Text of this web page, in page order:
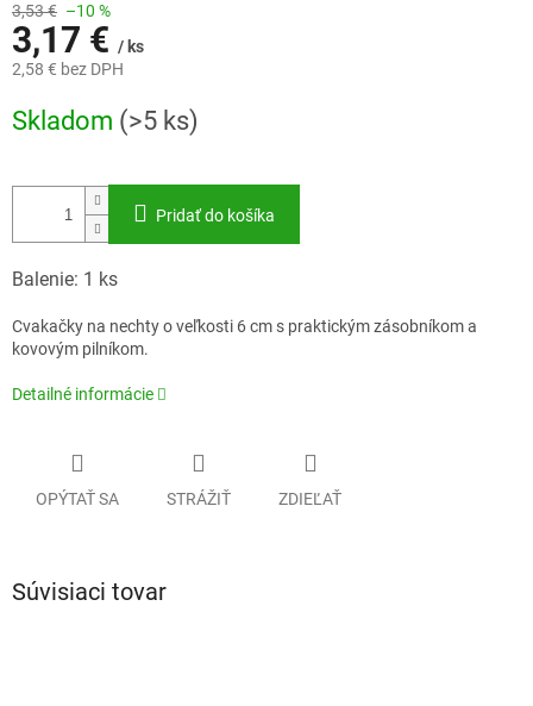
3,53 € –10 %
3,17 € / ks
2,58 € bez DPH
cena:
Skladom (>5 ks)
Pridať do košíka
Balenie: 1 ks
Cvakačky na nechty o veľkosti 6 cm s praktickým zásobníkom a
kovovým pilníkom.
Detailné informácie
OPÝTAŤ SA STRÁŽIŤ ZDIEĽAŤ
Súvisiaci tovar